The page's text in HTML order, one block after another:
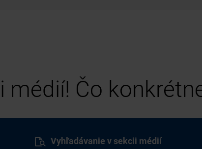
médií! Čo
Vyhľadávanie v sekcii médií